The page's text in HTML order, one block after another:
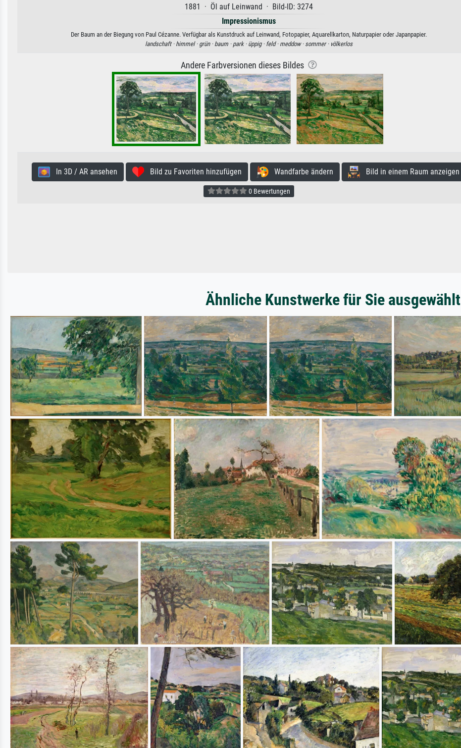
1881 · Öl auf Leinwand · Bild-ID: 3274
Impressionismus
Der Baum an der Biegung von Paul Cézanne. Verfügbar als Kunstdruck auf Leinwand, Fotopapier, Aquarellkarton, Naturpapier oder Japanpapier.
landschaft · himmel · grün · baum · park · üppig · feld · meddow · sommer · völkerlos
Andere Farbversionen dieses Bildes
In 3D / AR ansehen Bild zu Favoriten hinzufügen Wandfarbe ändern Bild in einem Raum anzeigen
0 Bewertungen
Ähnliche Kunstwerke für Sie ausgewählt